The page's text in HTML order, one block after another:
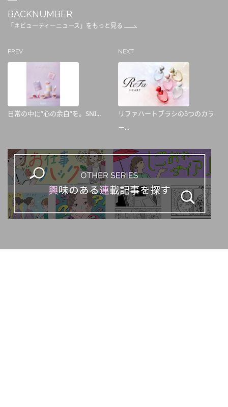
BACKNUMBER
「＃ビューティーニュース」をもっと見る
PREV
日常の中に”心の余白”を。SNI...
NEXT
リファハートブラシの5つのカラ
ー...